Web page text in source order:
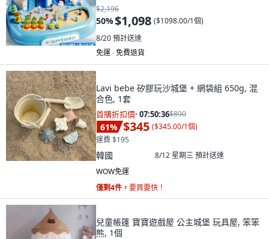
$2,196
50%$1,098 ($1098.00/1個)
8/20預計送達
免運 ∙ 免費退貨
Lavi bebe 矽膠玩沙城堡 + 網袋組 650g, 混
合色, 1套
首購折扣價· 07:50:34$890
61% $345 ($345.00/1個)
運費 $195
韓國 8/12 星期三預計送達
WOW免運
僅剩4件， 要買要快！
兒童帳篷 寶寶遊戲屋 公主城堡 玩具屋, 笨笨
熊, 1個